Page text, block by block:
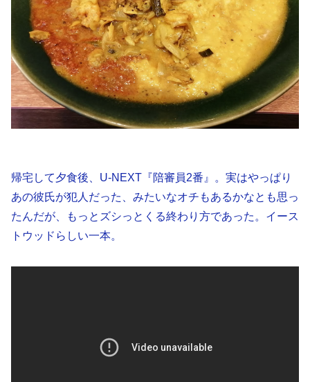
帰宅して夕食後、U-NEXT『陪審員2番』。実はやっぱり
あの彼氏が犯人だった、みたいなオチもあるかなとも思っ
たんだが、もっとズシっとくる終わり方であった。イース
トウッドらしい一本。